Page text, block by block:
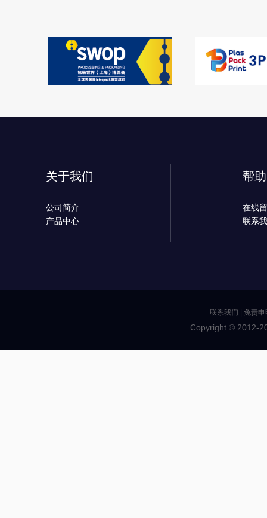
关于我们
公司简介
产品中心
帮
在线
联系
联系我们 免责申
Copyright © 2012-